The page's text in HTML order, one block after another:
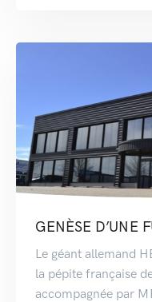
GENÈSE D’UNE
Le géant allemand
la pépite française
accompagnée par